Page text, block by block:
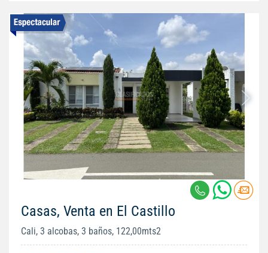
Casas, Venta en El Castillo
Cali, 3 alcobas, 3 baños, 122,00mts2